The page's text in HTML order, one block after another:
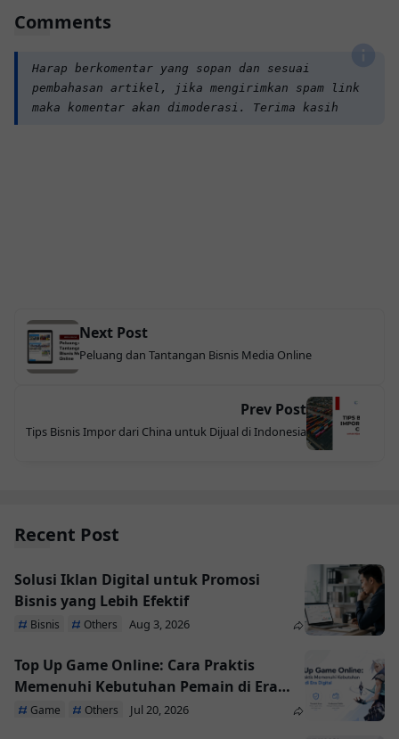
Comments
Harap berkomentar yang sopan dan sesuai
pembahasan artikel, jika mengirimkan spam link
maka komentar akan dimoderasi. Terima kasih
Next Post
Peluang dan Tantangan Bisnis Media Online
Prev Post
Tips Bisnis Impor dari China untuk Dijual di Indonesia
Recent Post
Solusi Iklan Digital untuk Promosi
Bisnis yang Lebih Efektif
Bisnis Others Aug 3, 2026
Top Up Game Online: Cara Praktis
Memenuhi Kebutuhan Pemain di Era
Digital
Game Others Jul 20, 2026